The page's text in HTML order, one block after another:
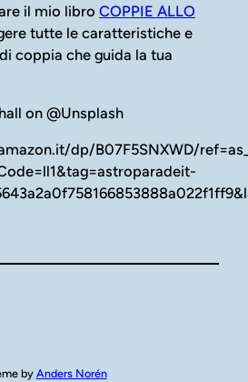
il mio libro COPPIE ALLO
tutte le caratteristiche e
coppia che guida la tua
on @Unsplash
dp/B07F5SNXWD/
by Anders Norén